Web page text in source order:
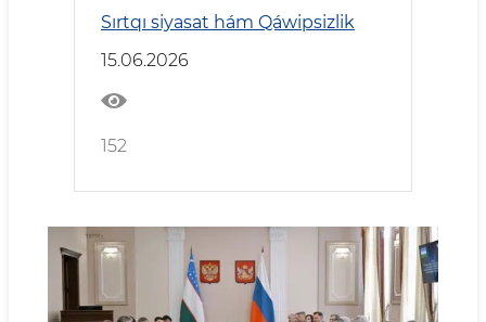
Sırtqı siyasat hám Qáwipsizlik
15.06.2026
152